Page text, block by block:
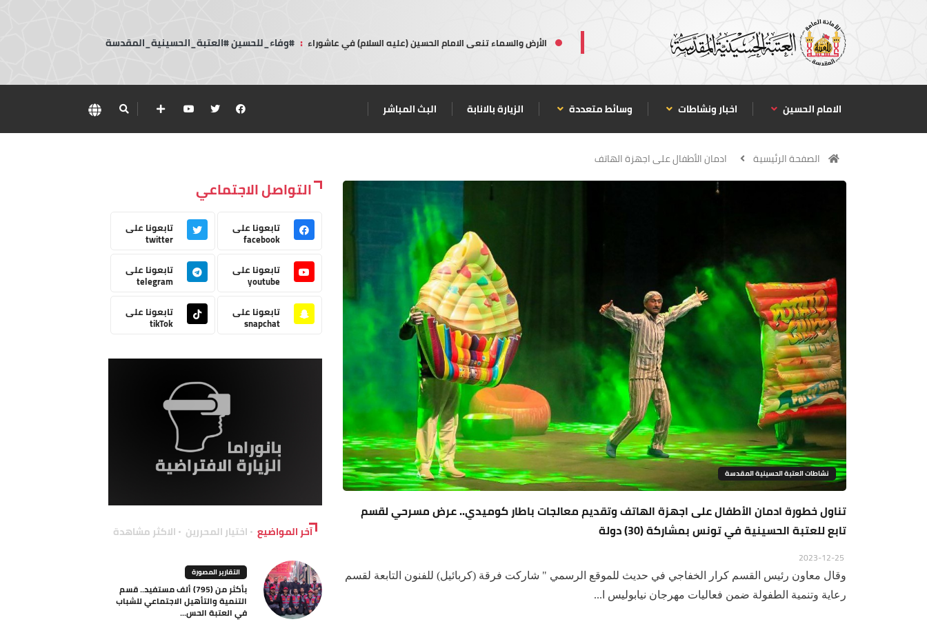
الأرض والسماء تنعى الامام الحسين (عليه السلام) في عاشوراء : #وفاء_للحسين #العتبة_الحسينية_المقدسة
الامام الحسين اخبار ونشاطات وسائط متعددة الزيارة بالانابة البث المباشر
الصفحة الرئيسية ادمان الأطفال على اجهزة الهاتف
نشاطات العتبة الحسينية المقدسة
تناول خطورة ادمان الأطفال على اجهزة الهاتف وتقديم معالجات باطار كوميدي.. عرض مسرحي لقسم
تابع للعتبة الحسينية في تونس بمشاركة (30) دولة
وقال معاون رئيس القسم كرار الخفاجي في حديث للموقع الرسمي " شاركت فرقة (كربائيل) للفنون التابعة لقسم
رعاية وتنمية الطفولة ضمن فعاليات مهرجان نيابوليس ا...
التواصل الاجتماعي
تابعونا على
facebook
تابعونا على
twitter
تابعونا على
youtube
تابعونا على
telegram
تابعونا على
snapchat
تابعونا على
tikTok
آخر المواضيع اختيار المحررين الاكثر مشاهدة
التقارير المصورة
بأكثر من (795) ألف مستفيد.. قسم
التنمية والتأهيل الاجتماعي للشباب
في العتبة الحس...